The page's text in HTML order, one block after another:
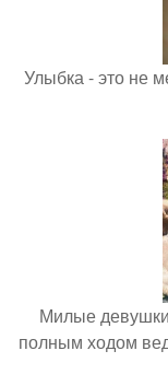
Улыбка - это не
Милые
полным ходом